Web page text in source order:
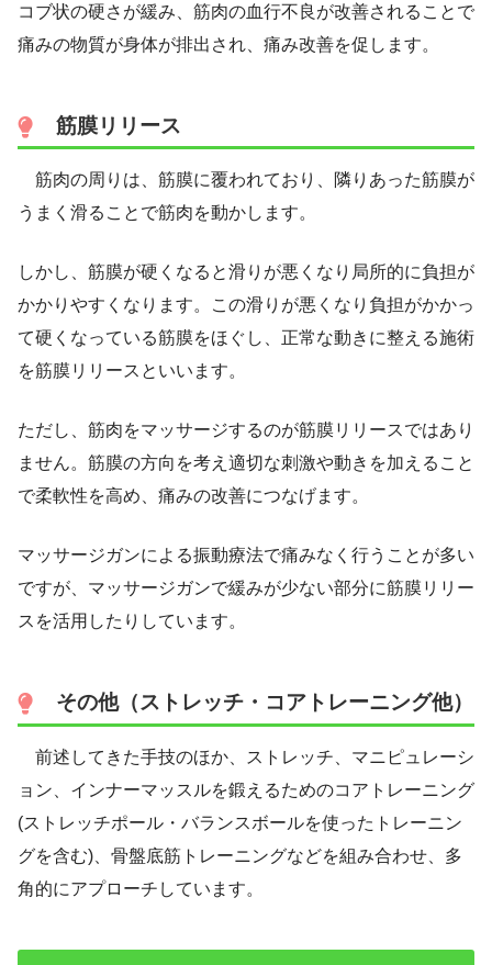
コブ状の硬さが緩み、筋肉の血行不良が改善されることで
痛みの物質が身体が排出され、痛み改善を促します。
筋膜リリース
筋肉の周りは、筋膜に覆われており、隣りあった筋膜が
うまく滑ることで筋肉を動かします。
しかし、筋膜が硬くなると滑りが悪くなり局所的に負担が
かかりやすくなります。この滑りが悪くなり負担がかかっ
て硬くなっている筋膜をほぐし、正常な動きに整える施術
を筋膜リリースといいます。
ただし、筋肉をマッサージするのが筋膜リリースではあり
ません。筋膜の方向を考え適切な刺激や動きを加えること
で柔軟性を高め、痛みの改善につなげます。
マッサージガンによる振動療法で痛みなく行うことが多い
ですが、マッサージガンで緩みが少ない部分に筋膜リリー
スを活用したりしています。
その他（ストレッチ・コアトレーニング他）
前述してきた手技のほか、ストレッチ、マニピュレーシ
ョン、インナーマッスルを鍛えるためのコアトレーニング
(ストレッチポール・バランスボールを使ったトレーニン
グを含む)、骨盤底筋トレーニングなどを組み合わせ、多
角的にアプローチしています。